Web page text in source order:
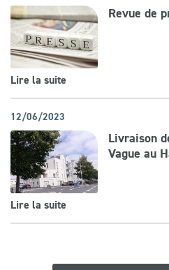
Revue de
Lire la suite
12/06/2023
Livraison
Vague au
Lire la suite